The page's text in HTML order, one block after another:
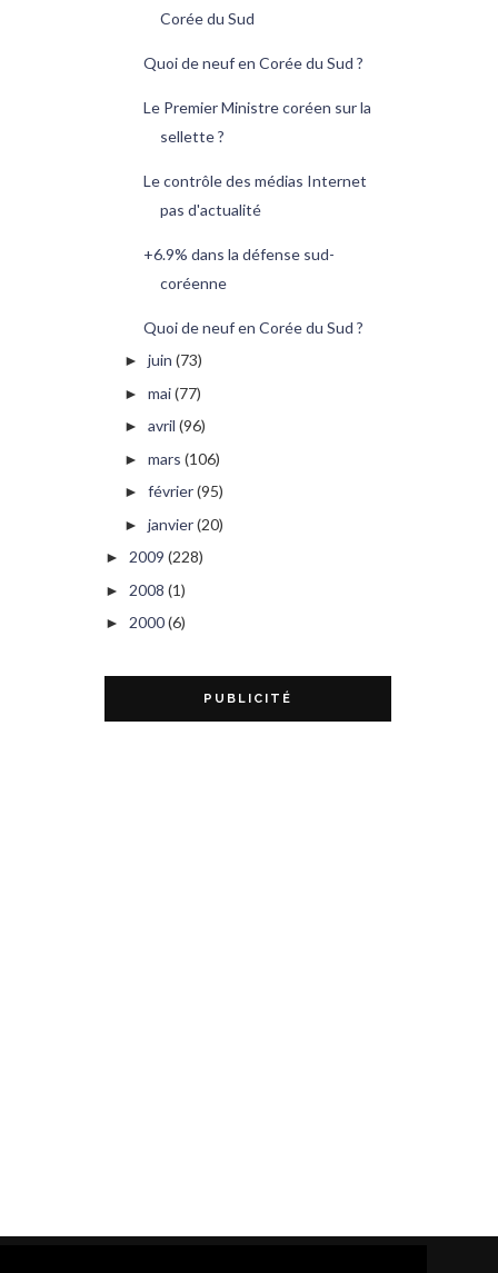
Corée du Sud
Quoi de neuf en Corée du Sud ?
Le Premier Ministre coréen sur la
sellette ?
Le contrôle des médias Internet
pas d'actualité
+6.9% dans la défense sud-
coréenne
Quoi de neuf en Corée du Sud ?
► juin (73)
► mai(77)
► avril (96)
► mars (106)
► février(95)
► janvier(20)
► 2009 (228)
► 2008 (1)
► 2000(6)
PUBLICITÉ